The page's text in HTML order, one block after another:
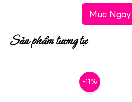
Mua Ngay
Sản phẩm tương tự
-11%